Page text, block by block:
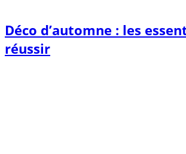
Déco d’automne : les
réussir